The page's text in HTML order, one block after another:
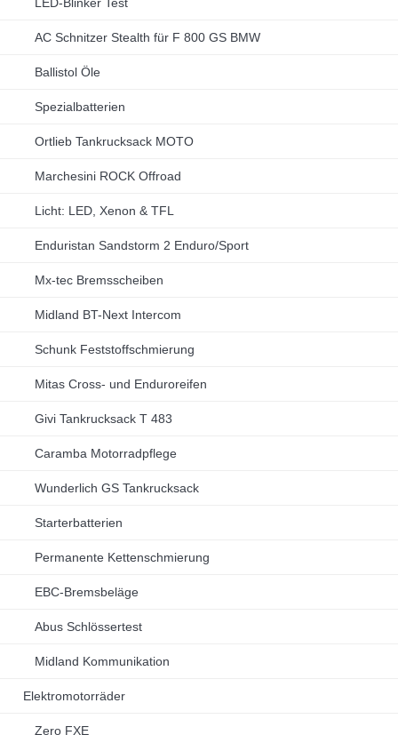
AC Schnitzer Stealth für F 800 GS BMW
Ballistol Öle
Spezialbatterien
Ortlieb Tankrucksack MOTO
Marchesini ROCK Offroad
Licht: LED, Xenon & TFL
Enduristan Sandstorm 2 Enduro/Sport
Mx-tec Bremsscheiben
Midland BT-Next Intercom
Schunk Feststoffschmierung
Mitas Cross- und Enduroreifen
Givi Tankrucksack T 483
Caramba Motorradpflege
Wunderlich GS Tankrucksack
Starterbatterien
Permanente Kettenschmierung
EBC-Bremsbeläge
Abus Schlössertest
Midland Kommunikation
Elektromotorräder
Zero FXE